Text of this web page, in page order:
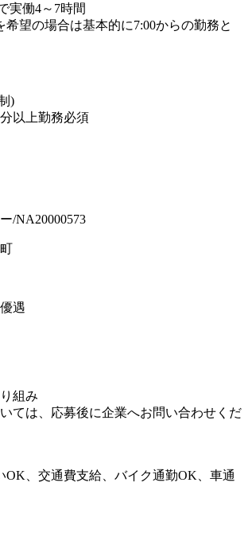
実働4～7時間
望の場合は基本的に7:00からの勤務と
)
以上勤務必須
/NA20000573
遇
組み
ては、応募後に企業へお問い合わせくだ
OK、交通費支給、バイク通勤OK、車通